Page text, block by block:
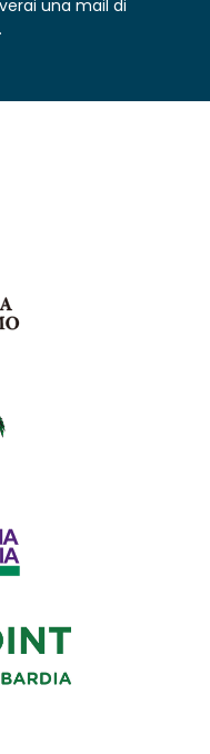
una mail di